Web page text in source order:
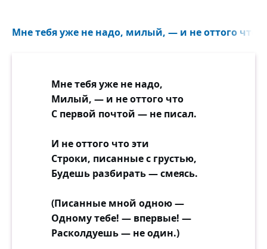
Мне тебя уже не надо, милый, — и не оттого что
Мне тебя уже не надо,
Милый, — и не оттого что
С первой почтой — не писал.
И не оттого что эти
Строки, писанные с грустью,
Будешь разбирать — смеясь.
(Писанные мной одною —
Одному тебе! — впервые! —
Расколдуешь — не один.)